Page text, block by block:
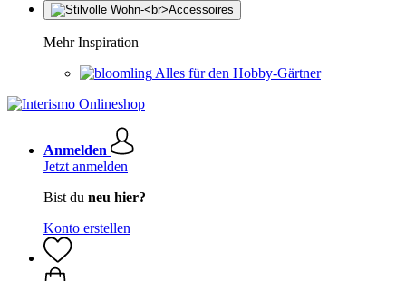
Mehr Inspiration
Alles für den Hobby-Gärtner
Anmelden
Jetzt anmelden
Bist du neu hier?
Konto erstellen